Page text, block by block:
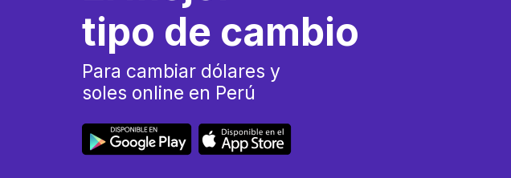
tipo de cambio
Para cambiar dólares y
soles online en Perú